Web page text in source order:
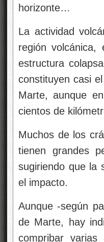
horizonte…
La actividad
región volcánica,
estructura
constituyen casi
Marte, aunque
cientos de
Muchos de los
tienen grandes
sugiriendo que la
el impacto.
Aunque -según
de Marte, hay
compribar